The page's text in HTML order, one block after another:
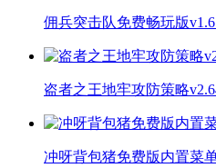
佣兵突击队免费畅玩版
盗者之王地牢攻防策略
冲呀背包猪免费版内置菜